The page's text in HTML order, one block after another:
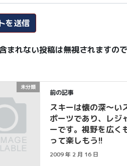
まれない投稿は無視されますの
未分類
前の記事
スキーは懐の深〜い
ポーツであり、レジ
ーです。視野を広く
って楽しもう!!
2009 年 2 月 16 日